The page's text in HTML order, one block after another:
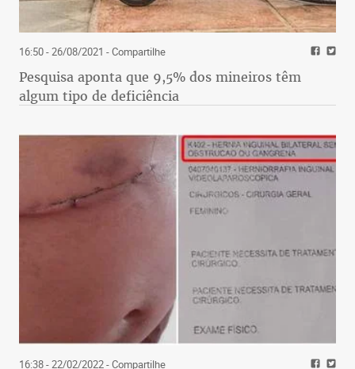
16:50 - 26/08/2021 - Compartilhe
Pesquisa aponta que 9,5% dos mineiros têm
algum tipo de deficiência
16:38 - 22/02/2022- Compartilhe